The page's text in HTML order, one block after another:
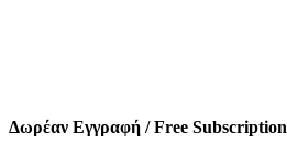
Δωρέαν Εγγραφή / Free Subscription